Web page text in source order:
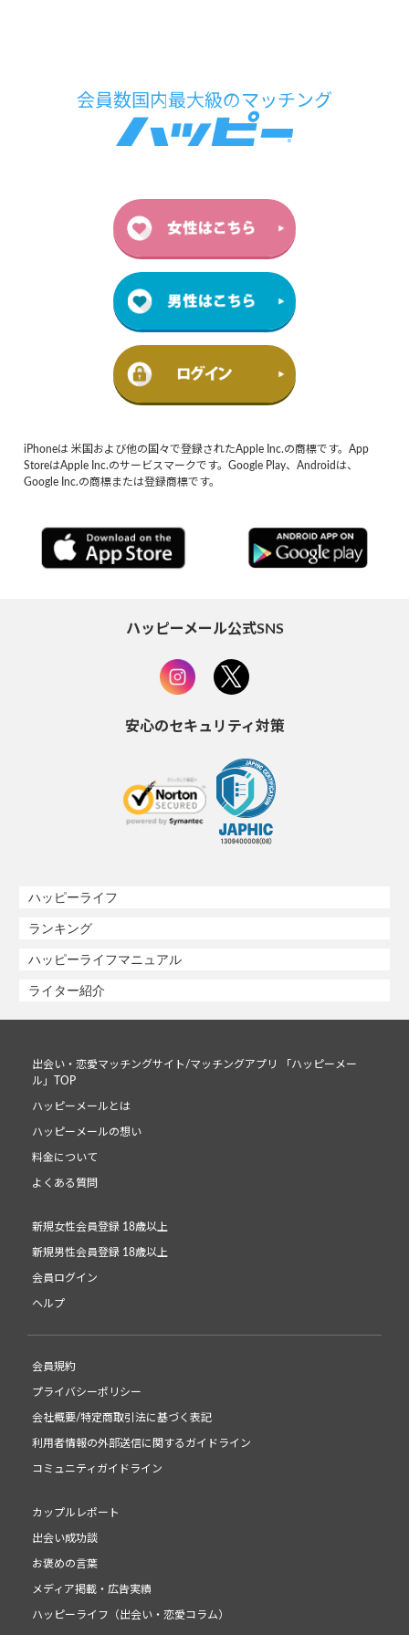
iPhoneは 米国および他の国々で登録されたApple Inc.の商標です。App
StoreはApple Inc.のサービスマークです。Google Play、Androidは、
Google Inc.の商標または登録商標です。
ハッピーメール公式SNS
安心のセキュリティ対策
ハッピーライフ
ランキング
ハッピーライフマニュアル
ライター紹介
出会い・恋愛マッチングサイト/マッチングアプリ 「ハッピーメー
ル」TOP
ハッピーメールとは
ハッピーメールの想い
料金について
よくある質問
新規女性会員登録 18歳以上
新規男性会員登録 18歳以上
会員ログイン
ヘルプ
会員規約
プライバシーポリシー
会社概要/特定商取引法に基づく表記
利用者情報の外部送信に関するガイドライン
コミュニティガイドライン
カップルレポート
出会い成功談
お褒めの言葉
メディア掲載・広告実績
ハッピーライフ（出会い・恋愛コラム）